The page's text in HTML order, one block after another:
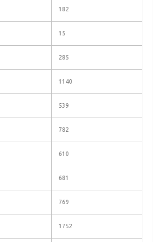
182
15
285
1140
539
782
610
681
769
1752